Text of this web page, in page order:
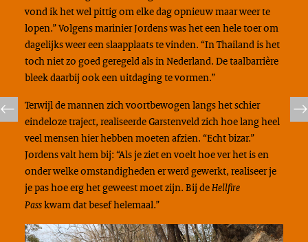
vond ik het wel pittig om elke dag opnieuw maar weer te
lopen.” Volgens marinier Jordens was het een hele toer om
dagelijks weer een slaapplaats te vinden. “In Thailand is het
toch niet zo goed geregeld als in Nederland. De taalbarrière
bleek daarbij ook een uitdaging te vormen.”
Terwijl de mannen zich voortbewogen langs het schier
eindeloze traject, realiseerde Garstenveld zich hoe lang heel
veel mensen hier hebben moeten afzien. “Echt bizar.”
Jordens valt hem bij: “Als je ziet en voelt hoe ver het is en
onder welke omstandigheden er werd gewerkt, realiseer je
je pas hoe erg het geweest moet zijn. Bij deHellfire
Passkwam dat besef helemaal.”